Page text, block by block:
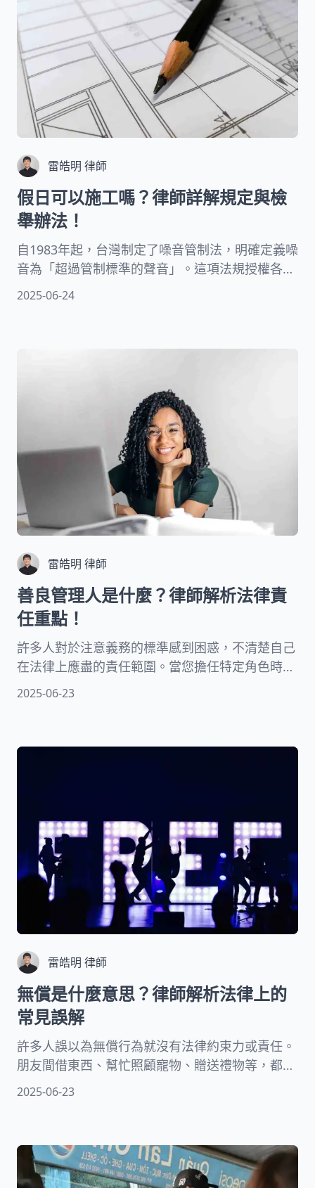
雷皓明 律師
假日可以施工嗎？律師詳解規定與檢
舉辦法！
自1983年起，台灣制定了噪音管制法，明確定義噪
音為「超過管制標準的聲音」。這項法規授權各直
轄市、縣市政府依據當地噪音狀況，劃分不同的噪
2025-06-24
雷皓明 律師
善良管理人是什麼？律師解析法律責
任重點！
許多人對於注意義務的標準感到困惑，不清楚自己
在法律上應盡的責任範圍。當您擔任特定角色時，
法律要求您必須以特定標準執行職務，這就是法律
例說明。我們也會提供實用建議，協助您在各種管
2025-06-23
雷皓明 律師
無償是什麼意思？律師解析法律上的
常見誤解
許多人誤以為無償行為就沒有法律約束力或責任。
朋友間借東西、幫忙照顧寵物、贈送禮物等，都屬
於日常的無償行為，但這些行為在法律上仍有其意
償與有償契約的區別、常見類型及相關責任，幫助
您正確理解這些概念，避免因誤解而陷入不必要的
糾紛。
2025-06-23